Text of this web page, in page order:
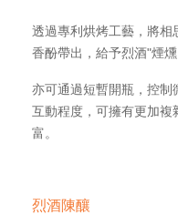
透過專利烘烤工藝，將
香酚帶出，給予烈酒"煙
亦可通過短暫開瓶，控制
互動程度，可擁有更加複
富。
烈酒陳釀